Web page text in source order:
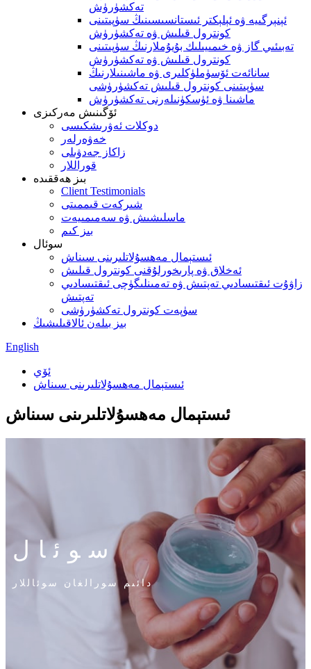
تەكشۈرۈش
ئېنېرگىيە ۋە ئېلېكتر ئىستانسىسىنىڭ سۈپىتىنى
كونترول قىلىش ۋە تەكشۈرۈش
تەبىئىي گاز ۋە خىمىيىلىك بۇيۇملارنىڭ سۈپىتىنى
كونترول قىلىش ۋە تەكشۈرۈش
سانائەت ئۆسۈملۈكلىرى ۋە ماشىنىلارنىڭ
سۈپىتىنى كونترول قىلىش تەكشۈرۈشى
ماشىنا ۋە ئۈسكۈنىلەرنى تەكشۈرۈش
ئۆگىنىش مەركىزى
دوكلات ئەۋرىشكىسى
خەۋەرلەر
زاكاز جەدۋىلى
قوراللار
بىز ھەققىدە
Client Testimonials
شىركەت قىممىتى
ماسلىشىش ۋە سەمىمىيەت
بىز كىم
سوئال
ئىستېمال مەھسۇلاتلىرىنى سىناش
ئەخلاق ۋە پارىخورلۇقنى كونترول قىلىش
زاۋۇت ئىقتىسادىي تەپتىش ۋە تەمىنلىگۈچى ئىقتىسادىي
تەپتىش
سۈپەت كونترول تەكشۈرۈشى
بىز بىلەن ئالاقىلىشىڭ
English
ئۆي
ئىستېمال مەھسۇلاتلىرىنى سىناش
ئىستېمال مەھسۇلاتلىرىنى سىناش
سوئال
دائىم سورالغان سوئاللار